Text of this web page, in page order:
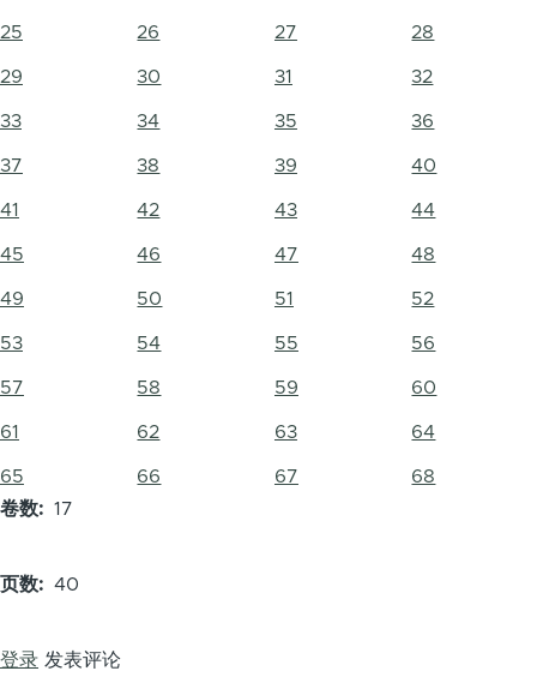
25 26 27 28
29 30 31 32
33 34 35 36
37 38 39 40
41 42 43 44
45 46 47 48
49 50 51 52
53 54 55 56
57 58 59 60
61 62 63 64
65 66 67
68
卷数
17
页数 40
登录 发表评论